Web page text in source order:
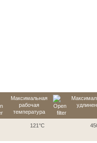
Максимальная
рабочая
температура
121°C